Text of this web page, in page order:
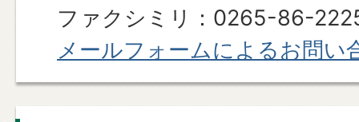
ファクシミリ：0265-86-
メールフォームによるお問い